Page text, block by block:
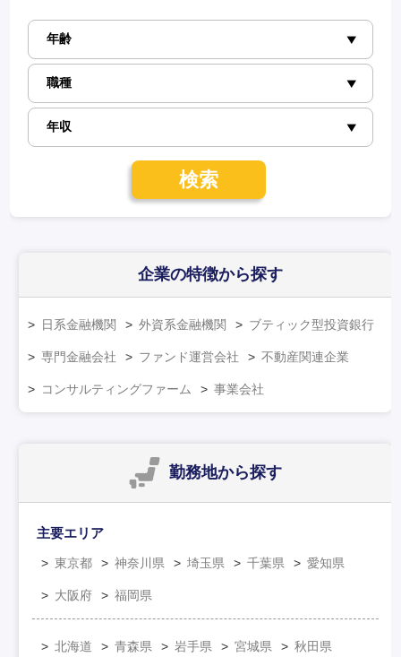
検索
企業の特徴から探す
日系金融機関 外資系金融機関 ブティック型投資銀行
専門金融会社 ファンド運営会社 不動産関連企業
コンサルティングファーム 事業会社
勤務地から探す
主要エリア
東京都 神奈川県 埼玉県 千葉県 愛知県
大阪府 福岡県
北海道 青森県 岩手県 宮城県 秋田県